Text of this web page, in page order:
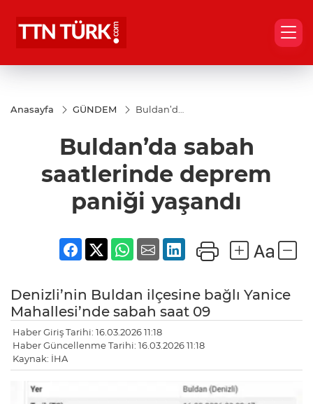
Anasayfa GÜNDEM
Buldan’da
deprem
paniği
yaşandı
Buldan’da sabah
saatlerinde deprem
paniği yaşandı
Denizli’nin Buldan ilçesine bağlı Yanice
Mahallesi’nde sabah saat 09
Haber Giriş Tarihi: 16.03.2026 11:18
Haber Güncellenme Tarihi: 16.03.2026 11:18
Kaynak: İHA